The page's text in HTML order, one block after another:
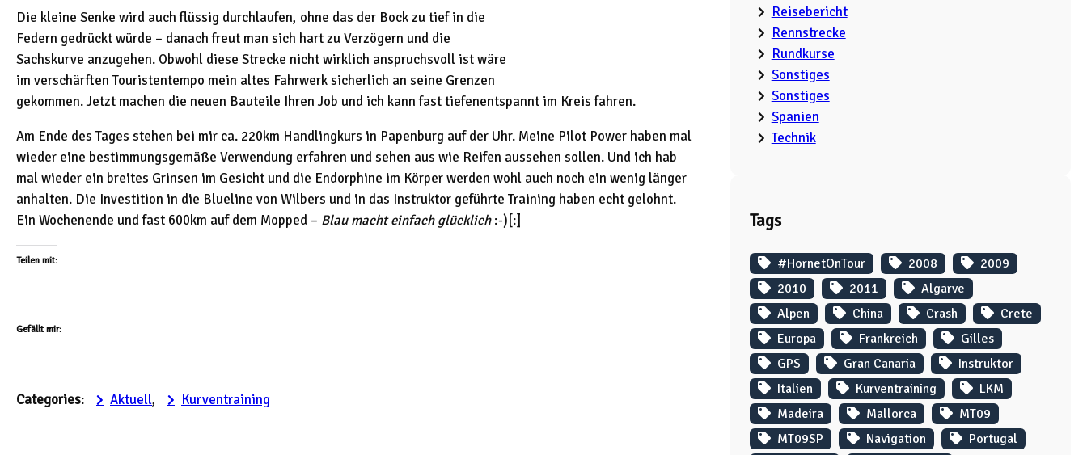
Die kleine Senke wird auch flüssig durchlaufen, ohne das der Bock zu tief in die
Federn gedrückt würde – danach freut man sich hart zu Verzögern und die
Sachskurve anzugehen. Obwohl diese Strecke nicht wirklich anspruchsvoll ist wäre
im verschärften Touristentempo mein altes Fahrwerk sicherlich an seine Grenzen
gekommen. Jetzt machen die neuen Bauteile Ihren Job und ich kann fast tiefenentspannt im Kreis fahren.
Am Ende des Tages stehen bei mir ca. 220km Handlingkurs in Papenburg auf der Uhr. Meine Pilot Power haben mal
wieder eine bestimmungsgemäße Verwendung erfahren und sehen aus wie Reifen aussehen sollen. Und ich hab
mal wieder ein breites Grinsen im Gesicht und die Endorphine im Körper werden wohl auch noch ein wenig länger
anhalten. Die Investition in die Blueline von Wilbers und in das Instruktor geführte Training haben echt gelohnt.
Ein Wochenende und fast 600km auf dem Mopped – Blau macht einfach glücklich:-)[:]
Teilen mit:
Gefällt mir:
Categories: Aktuell, Kurventraining
Reisebericht
Rennstrecke
Rundkurse
Sonstiges
Sonstiges
Spanien
Technik
Tags
#HornetOnTour 2008
2009
2010
2011
Algarve
Alpen
China Crash
Crete
Europa
Frankreich
Gilles
GPS
Gran Canaria
Instruktor
Italien
Kurventraining
LKM
Madeira
Mallorca
MT09
MT09SP
Navigation
Portugal